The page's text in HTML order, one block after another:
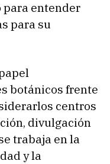
entender
para su
botánicos frente
centros
divulgación
trabaja en la
y la